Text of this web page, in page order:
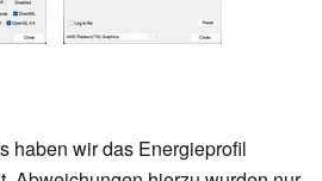
haben wir das Energieprofil